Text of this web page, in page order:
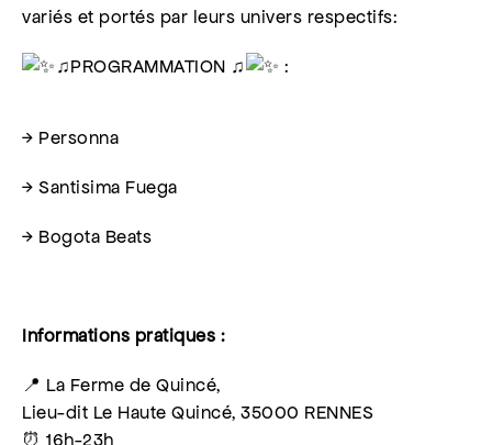
variés et portés par leurs univers respectifs:
♫PROGRAMMATION ♫ :
→ Personna
→ Santisima Fuega
→ Bogota Beats
Informations pratiques :
📍 La Ferme de Quincé,
Lieu-dit Le Haute Quincé, 35000 RENNES
⏰ 16h-23h